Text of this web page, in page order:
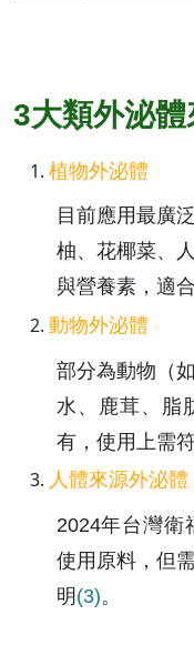
3大類外泌體
植物外泌體
目前應用最廣
柚、花椰菜、
與營養素，適
動物外泌體
部分為動物（
水、鹿茸、脂
有，使用上需
人體來源外泌體
2024年台灣衛
使用原料，但
明 (3)。